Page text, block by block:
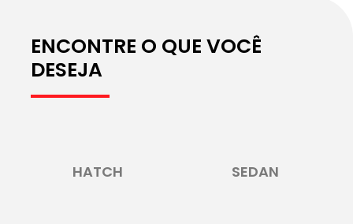
ENCONTRE O QUE VOCÊ
DESEJA
HATCH SEDAN